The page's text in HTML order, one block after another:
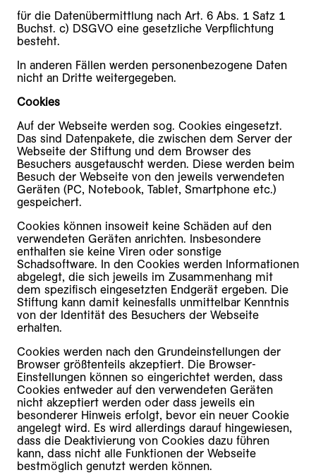
für die Datenübermittlung nach Art. 6 Abs. 1 Satz 1
Buchst. c) DSGVO eine gesetzliche Verpflichtung
besteht.
In anderen Fällen werden personenbezogene Daten
nicht an Dritte weitergegeben.
Cookies
Auf der Webseite werden sog. Cookies eingesetzt.
Das sind Datenpakete, die zwischen dem Server der
Webseite der Stiftung und dem Browser des
Besuchers ausgetauscht werden. Diese werden beim
Besuch der Webseite von den jeweils verwendeten
Geräten (PC, Notebook, Tablet, Smartphone etc.)
gespeichert.
Cookies können insoweit keine Schäden auf den
verwendeten Geräten anrichten. Insbesondere
enthalten sie keine Viren oder sonstige
Schadsoftware. In den Cookies werden Informationen
abgelegt, die sich jeweils im Zusammenhang mit
dem spezifisch eingesetzten Endgerät ergeben. Die
Stiftung kann damit keinesfalls unmittelbar Kenntnis
von der Identität des Besuchers der Webseite
erhalten.
Cookies werden nach den Grundeinstellungen der
Browser größtenteils akzeptiert. Die Browser-
Einstellungen können so eingerichtet werden, dass
Cookies entweder auf den verwendeten Geräten
nicht akzeptiert werden oder dass jeweils ein
besonderer Hinweis erfolgt, bevor ein neuer Cookie
angelegt wird. Es wird allerdings darauf hingewiesen,
dass die Deaktivierung von Cookies dazu führen
kann, dass nicht alle Funktionen der Webseite
bestmöglich genutzt werden können.